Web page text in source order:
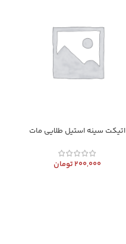
اتیکت سینه استیل طلایی مات
200,000تومان